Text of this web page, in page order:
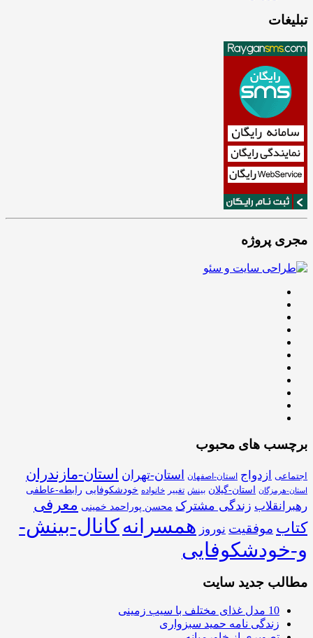
تبلیغات
مجری پروژه
برچسب های محبوب
اجتماعی ازدواج استان-اصفهان استان-تهران استان-مازندران
استان-هرمزگان استان-گیلان بینش تغییر خانواده خودشکوفایی رابطه-عاطفی
رهبرانقلاب زندگی مشترک محسن پوراحمد خمینی معرفی
کتاب موفقیت نوروز همسرانهکانال-بینش-
و-خودشکوفایی
مطالب جدید سایت
10 مدل غذای مختلف با سیب زمینی
زندگی نامه حمید سبزواری